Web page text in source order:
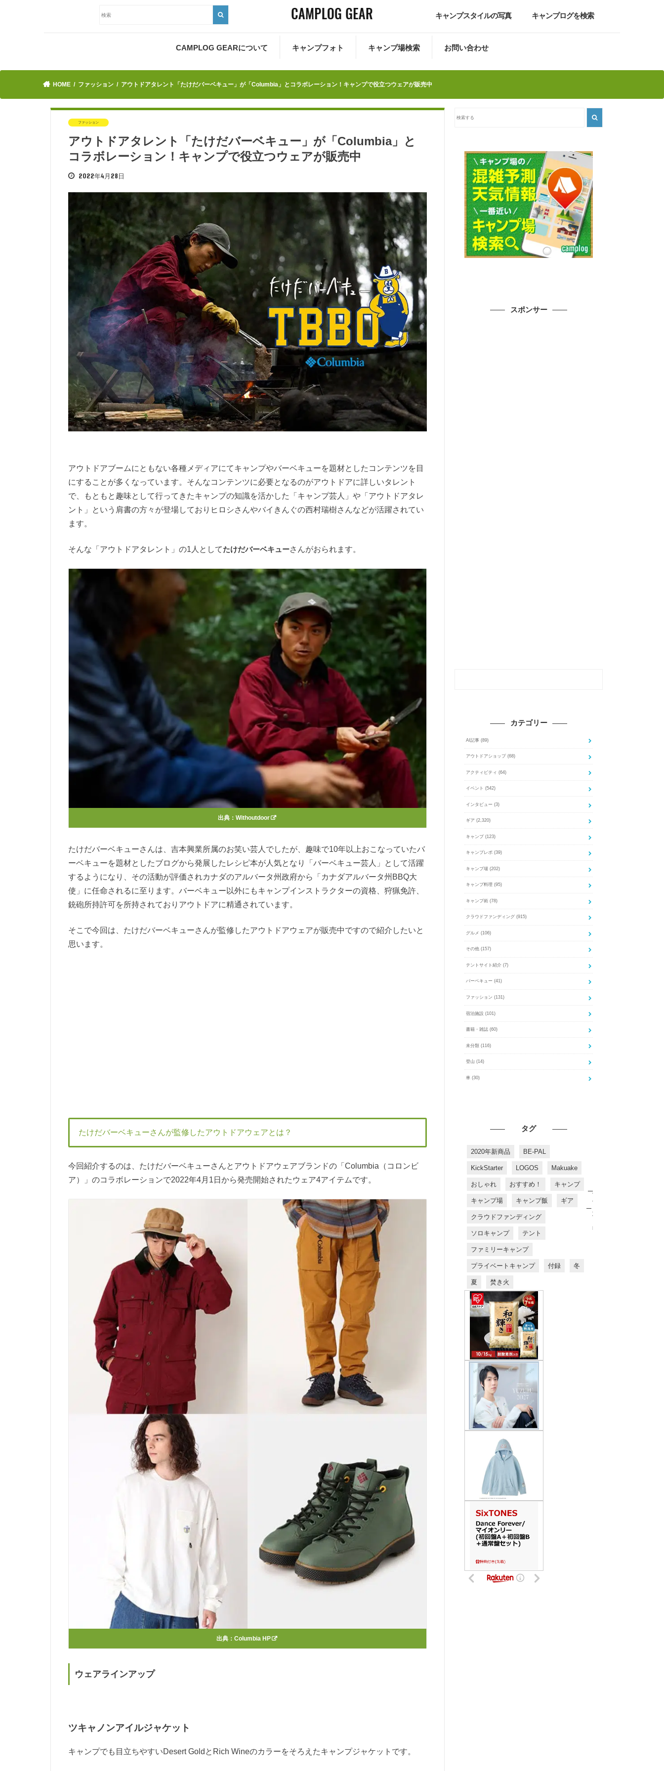
キャンプスタイルの写真 キャンプログを検索
CAMPLOG GEARについて キャンプフォト キャンプ場検索 お問い合わせ
HOME ファッション アウトドアタレント「たけだバーベキュー」が「Columbia」とコラボレーション！キャンプで役立つウェアが販売中
ファッション
アウトドアタレント「たけだバーベキュー」が「Columbia」と
コラボレーション！キャンプで役立つウェアが販売中
2022年4月28日
アウトドアブームにともない各種メディアにてキャンプやバーベキューを題材としたコンテンツを目
にすることが多くなっています。そんなコンテンツに必要となるのがアウトドアに詳しいタレント
で、もともと趣味として行ってきたキャンプの知識を活かした「キャンプ芸人」や「アウトドアタレ
ント」という肩書の方々が登場しておりヒロシさんやバイきんぐの西村瑞樹さんなどが活躍されてい
ます。
そんな「アウトドアタレント」の1人としてたけだバーベキューさんがおられます。
出典： Withoutdoor
たけだバーベキューさんは、吉本興業所属のお笑い芸人でしたが、趣味で10年以上おこなっていたバ
ーベキューを題材としたブログから発展したレシピ本が人気となり「バーベキュー芸人」として活躍
するようになり、その活動が評価されカナダのアルバータ州政府から「カナダアルバータ州BBQ大
使」に任命されるに至ります。バーベキュー以外にもキャンプインストラクターの資格、狩猟免許、
銃砲所持許可を所持されておりアウトドアに精通されています。
そこで今回は、たけだバーベキューさんが監修したアウトドアウェアが販売中ですので紹介したいと
思います。
たけだバーベキューさんが監修したアウトドアウェアとは？
今回紹介するのは、たけだバーベキューさんとアウトドアウェアブランドの「Columbia（コロンビ
ア）」のコラボレーションで2022年4月1日から発売開始されたウェア4アイテムです。
出典：Columbia HP
ウェアラインアップ
ツキャノンアイルジャケット
キャンプでも目立ちやすいDesert GoldとRich Wineのカラーをそろえたキャンプジャケットです。
スポンサー
カテゴリー
AI記事 (89)
アウトドアショップ (68)
アクティビティ (64)
イベント (542)
インタビュー (3)
ギア (2,320)
キャンプ (123)
キャンプレポ (39)
キャンプ場 (202)
キャンプ料理 (95)
キャンプ術 (78)
クラウドファンディング (915)
グルメ (106)
その他 (157)
テントサイト紹介 (7)
バーベキュー (41)
ファッション (131)
宿泊施設 (101)
書籍・雑誌 (60)
未分類 (116)
登山 (14)
車 (30)
タグ
2020年新商品 BE-PAL
KickStarter LOGOS Makuake
おしゃれ おすすめ！ キャンプ
キャンプ場 キャンプ飯 ギア
クラウドファンディング
ソロキャンプ テント
ファミリーキャンプ
プライベートキャンプ 付録 冬
夏 焚き火
す
す
め
商
品